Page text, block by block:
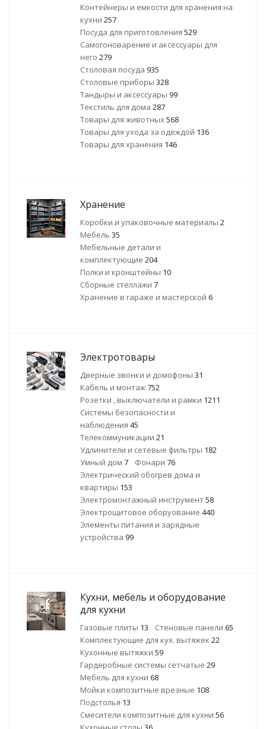
Контейнеры и емкости для хранения на
кухни 257
Посуда для приготовления 529
Самогоноварение и аксессуары для
него 279
Столовая посуда 935
Столовые приборы 328
Тандыры и аксессуары 99
Текстиль для дома 287
Товары для животных568
Товары для ухода за одеждой 136
Товары для хранения 146
Хранение
Коробки и упаковочные материалы 2
Мебель 35
Мебельные детали и
комплектующие 204
Полки и кронштейны 10
Сборные стеллажи 7
Хранение в гараже и мастерской 6
Электротовары
Дверные звонки и домофоны 31
Кабель и монтаж752
Розетки , выключатели и рамки 1211
Системы безопасности и
наблюдения 45
Телекоммуникации 21
Удлинители и сетевые фильтры 182
Умный дом 7 Фонари 76
Электрический обогрев дома и
квартиры 153
Электромонтажный инструмент58
Электрощитовое оборуование 440
Элементы питания и зарядные
устройства 99
Кухни, мебель и оборудование
для кухни
Газовые плиты 13 Стеновые панели 65
Комплектующие для кух. вытяжек 22
Кухонные вытяжки 59
Гардеробные системы сетчатые 29
Мебель для кухни 68
Мойки композитные врезные 108
Подстолья 13
Смесители композитные для кухни 56